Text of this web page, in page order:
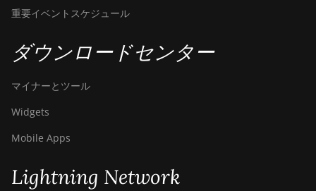
Hyd
Bitdeer SealMiner A3 Hydro
Bitdeer SealMiner A3 Pro Air
Bitdeer SealMiner A4 Pro
重要イベントスケジュール
ダウンロードセンター
マイナーとツール
Widgets
Mobile Apps
Lightning Network